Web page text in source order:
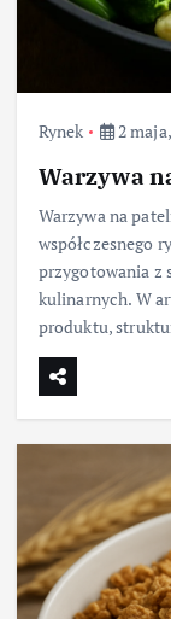
Rynek 2
Warzywa
Warzywa na
współczesnego
przygotowania z
kulinarnych. W
produktu,